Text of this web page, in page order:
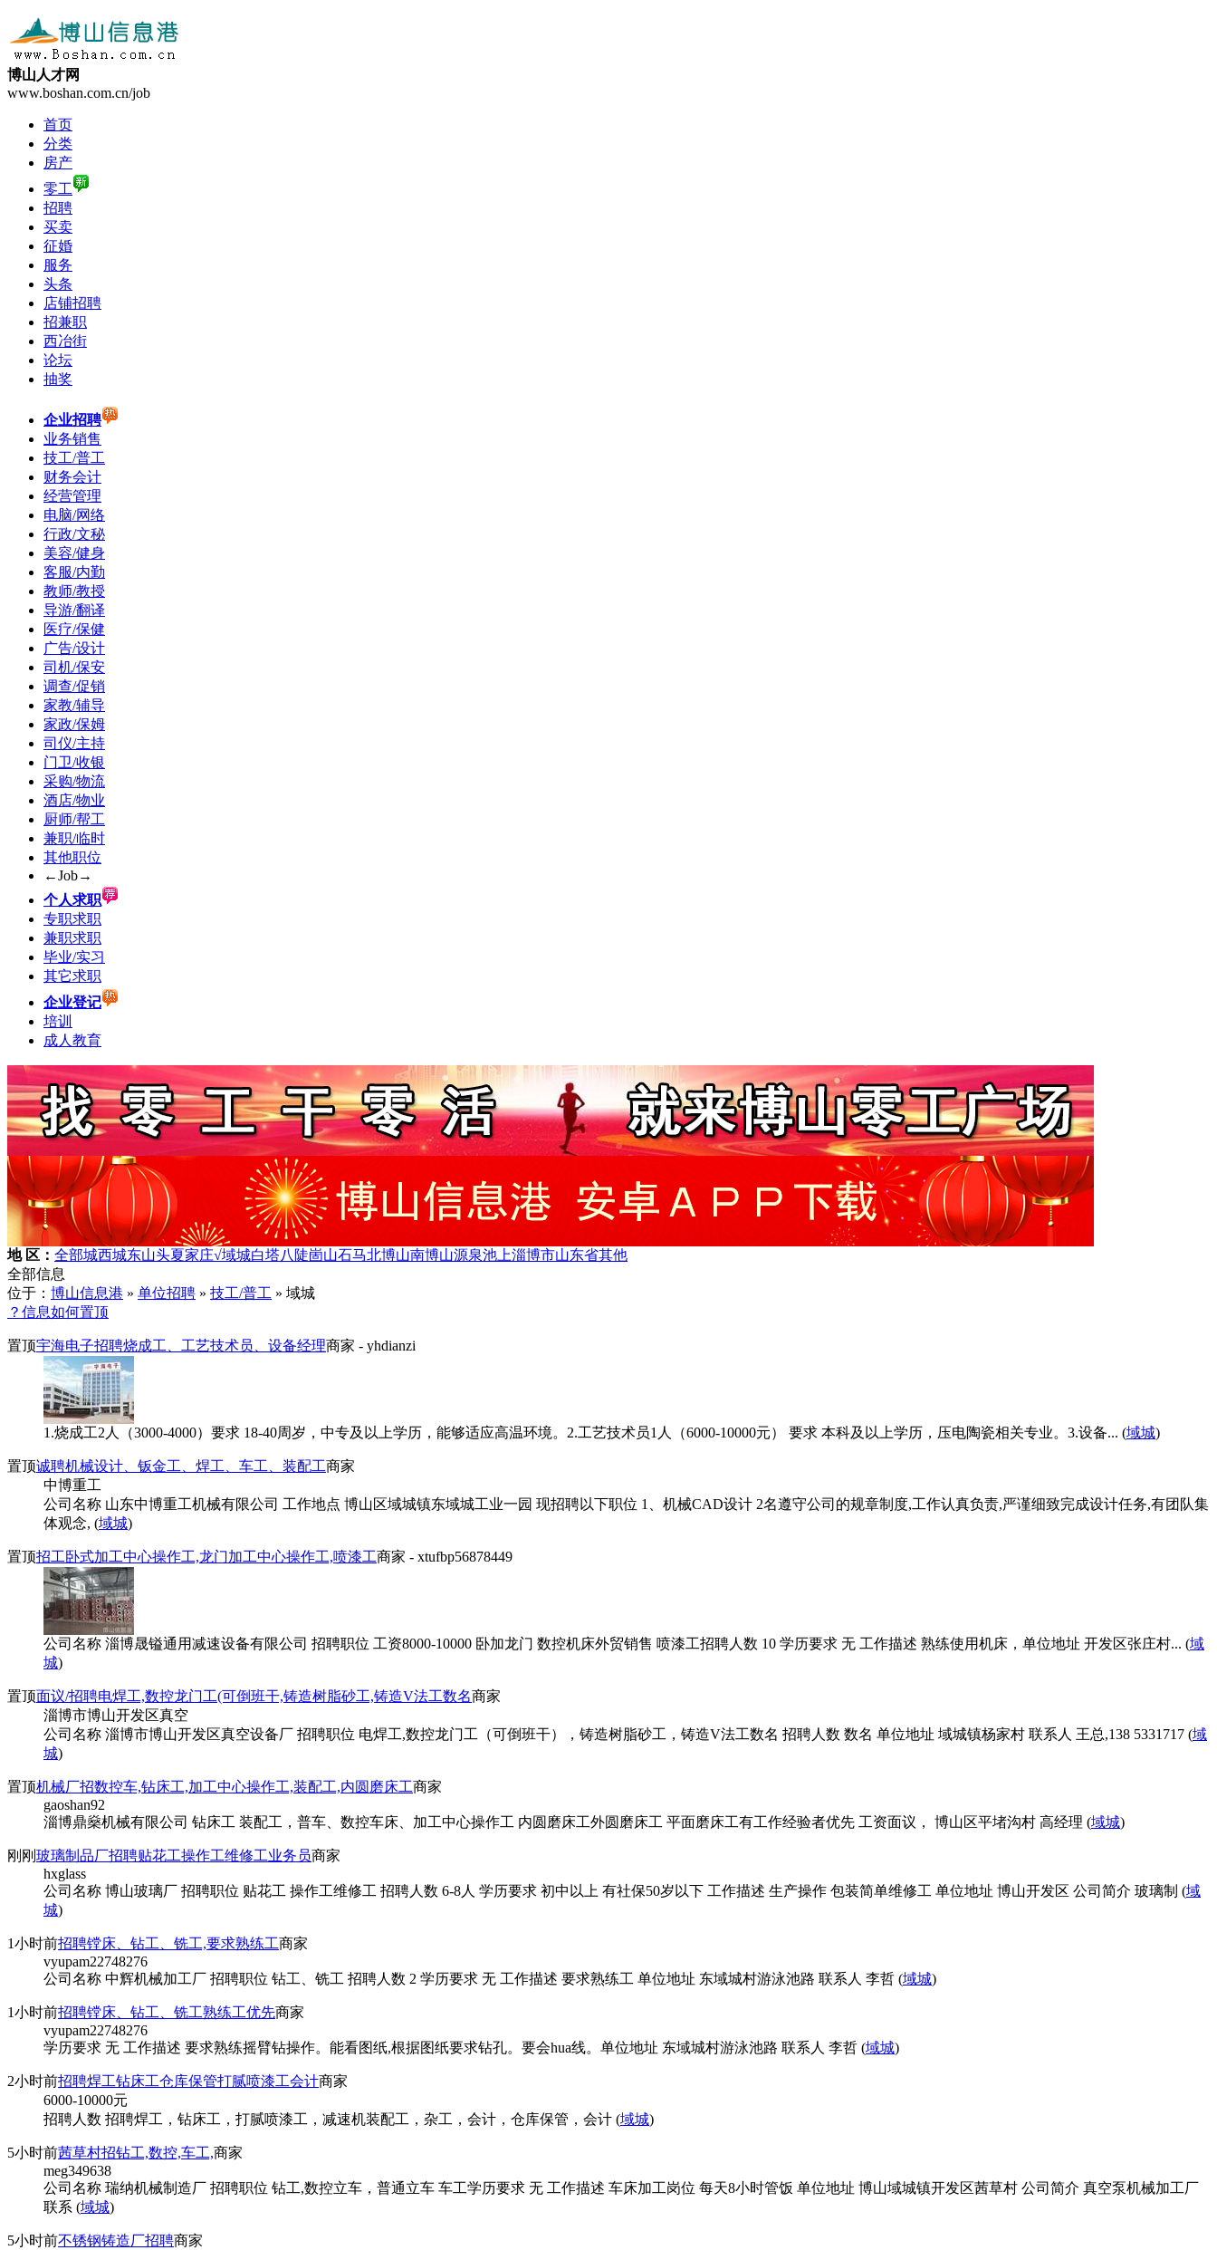
博山人才网
www.boshan.com.cn/job
首页
分类
房产
零工
招聘
买卖
征婚
服务
头条
店铺招聘
招兼职
西冶街
论坛
抽奖
企业招聘
业务销售
技工/普工
财务会计
经营管理
电脑/网络
行政/文秘
美容/健身
客服/内勤
教师/教授
导游/翻译
医疗/保健
广告/设计
司机/保安
调查/促销
家教/辅导
家政/保姆
司仪/主持
门卫/收银
采购/物流
酒店/物业
厨师/帮工
兼职/临时
其他职位
←Job→
个人求职
专职求职
兼职求职
毕业/实习
其它求职
企业登记
培训
成人教育
地 区： 全部城西城东山头夏家庄√域城白塔八陡崮山石马北博山南博山源泉池上淄博市山东省其他
全部信息
位于： 博山信息港 » 单位招聘 » 技工/普工 » 域城
？信息如何置顶
置顶宇海电子招聘烧成工、工艺技术员、设备经理商家 - yhdianzi
1.烧成工2人（3000-4000）要求 18-40周岁，中专及以上学历，能够适应高温环境。2.工艺技术员1人（6000-10000元） 要求 本科及以上学历，压电陶瓷相关专业。3.设备... (域城)
置顶诚聘机械设计、钣金工、焊工、车工、装配工商家
中博重工
公司名称 山东中博重工机械有限公司 工作地点 博山区域城镇东域城工业一园 现招聘以下职位 1、机械CAD设计 2名遵守公司的规章制度,工作认真负责,严谨细致完成设计任务,有团队集
体观念, (域城)
置顶招工卧式加工中心操作工,龙门加工中心操作工,喷漆工商家 - xtufbp56878449
公司名称 淄博晟镒通用减速设备有限公司 招聘职位 工资8000-10000 卧加龙门 数控机床外贸销售 喷漆工招聘人数 10 学历要求 无 工作描述 熟练使用机床，单位地址 开发区张庄村... (域
城)
置顶面议/招聘电焊工,数控龙门工(可倒班干,铸造树脂砂工,铸造V法工数名商家
淄博市博山开发区真空
公司名称 淄博市博山开发区真空设备厂 招聘职位 电焊工,数控龙门工（可倒班干），铸造树脂砂工，铸造V法工数名 招聘人数 数名 单位地址 域城镇杨家村 联系人 王总,138 5331717 (域
城)
置顶机械厂招数控车,钻床工,加工中心操作工,装配工,内圆磨床工商家
gaoshan92
淄博鼎燊机械有限公司 钻床工 装配工，普车、数控车床、加工中心操作工 内圆磨床工外圆磨床工 平面磨床工有工作经验者优先 工资面议， 博山区平堵沟村 高经理 (域城)
刚刚 玻璃制品厂招聘贴花工操作工维修工业务员商家
hxglass
公司名称 博山玻璃厂 招聘职位 贴花工 操作工维修工 招聘人数 6-8人 学历要求 初中以上 有社保50岁以下 工作描述 生产操作 包装简单维修工 单位地址 博山开发区 公司简介 玻璃制 (域
城)
1小时前招聘镗床、钻工、铣工,要求熟练工商家
vyupam22748276
公司名称 中辉机械加工厂 招聘职位 钻工、铣工 招聘人数 2 学历要求 无 工作描述 要求熟练工 单位地址 东域城村游泳池路 联系人 李哲 (域城)
1小时前招聘镗床、钻工、铣工熟练工优先商家
vyupam22748276
学历要求 无 工作描述 要求熟练摇臂钻操作。能看图纸,根据图纸要求钻孔。要会hua线。单位地址 东域城村游泳池路 联系人 李哲 (域城)
2小时前招聘焊工钻床工仓库保管打腻喷漆工会计商家
6000-10000元
招聘人数 招聘焊工，钻床工，打腻喷漆工，减速机装配工，杂工，会计，仓库保管，会计 (域城)
5小时前茜草村招钻工,数控,车工,商家
meg349638
公司名称 瑞纳机械制造厂 招聘职位 钻工,数控立车，普通立车 车工学历要求 无 工作描述 车床加工岗位 每天8小时管饭 单位地址 博山域城镇开发区茜草村 公司简介 真空泵机械加工厂
联系 (域城)
5小时前不锈钢铸造厂招聘商家